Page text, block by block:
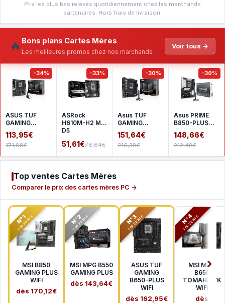
Prix les plus bas relevés quotidiennement chez les marchands
partenaires. Hors frais de livraison.
🔥 Bons plans Cartes Mères
Les meilleures promos chez nos marchands
Voir tous →
-34%
ASUS TUF
GAMING
A620AM-
PLUS WIFI
113,95€
171,98€
-33%
ASRock
H610M-H2 M.2
D5
51,61€76,64€
-30%
Asus TUF
GAMING
B850M-PLUS
WIFI
151,64€
216,38€
-30%
Asus PRIME
B850-PLUS
WIFI
148,66€
212,48€
Top ventes Cartes Mères
Comparer le prix des cartes mères PC →
N°1
TOP VENTE
MSI B850
GAMING PLUS
WIFI
dès 170,12€
N°2
TOP VENTE
MSI MPG B550
GAMING PLUS
dès 143,64€
N°3
TOP VENTE
ASUS TUF
GAMING
B650-PLUS
WIFI
dès 162,95€
N°4
TOP VENTE
MSI MAG
B650
TOMAHAWK
WIFI
dès